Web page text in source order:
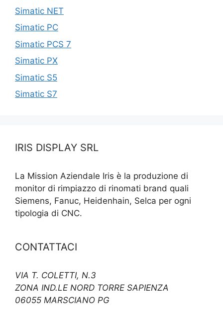
Simatic NET
Simatic PC
Simatic PCS 7
Simatic PX
Simatic S5
Simatic S7
IRIS DISPLAY SRL
La Mission Aziendale Iris è la produzione di
monitor di rimpiazzo di rinomati brand quali
Siemens, Fanuc, Heidenhain, Selca per ogni
tipologia di CNC.
CONTATTACI
VIA T. COLETTI, N.3
ZONA IND.LE NORD TORRE SAPIENZA
06055 MARSCIANO PG